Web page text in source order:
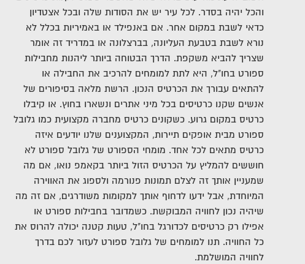
והכל יהיה בסדר. לכל עיר יש את הסודות שלה ובכל אצטדיון
כדאי לשבת במקום אחר. אם באנפילד או באמיריות בכלל לא
נורא לשבת בטבעת העליונה, בברצלונה או במדריד זה אומר
שצריך להביא משקפת. הדרך הבטוחה ביותר ליהנות מחבילות
ספורט בחו"ל, היא לתת למומחים להרכיב את החבילה או
להתאים עבורך את הכרטיס הנכון. הרשת מלאה בסיפורים של
אנשים שקנו כרטיסים בכל מיני אתרים ונשארו בחוץ. או קיבלו
כרטיס במקום גרוע. כשקונים כרטיס מחברה מקצועית כמו גלובל
ספורט מבית אופקים תיירות, המקצוענים שלנו יודעים איזה
כרטיס מתאים לכל אחד. מומחי הספורט של גלובל ספורט לא
חוששים להמליץ על הכרטיס הזול ביותר בקאמפ נואו, אם מה
שמעניין אותך זה לצלם תמונות פנורמה ולספוג את האווירה
המיוחדת, אבל ידעו לדחוף אותך למקומות משודרגים, אם זה מה
שיהיה נכון לחוויה המבוקשת. כשמדובר בחבילות ספורט או
אפילו רק כרטיסים לכדורגל בחו"ל, טעות קטנה יכולה להרוס את
כל החוויה. תנו למומחים של גלובל ספורט לעזור לכם בדרך
לחוויה המושלמת.